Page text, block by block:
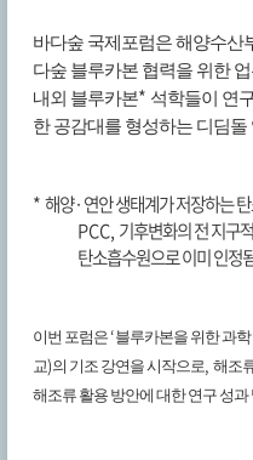
바다숲 국제포럼은 해양수산
다숲 블루카본 협력을 위한
내외 블루카본* 석학들이 연
한 공감대를 형성하는 디딤돌
*해양·연안 생태계가 저장하는
PCC, 기후변화의 전 지구
탄소흡수원으로 이미 인정
이번 포럼은‘블루카본을 위한 과
교)의 기조 강연을 시작으로 해조
해조류 활용 방안에 대한 연구 성